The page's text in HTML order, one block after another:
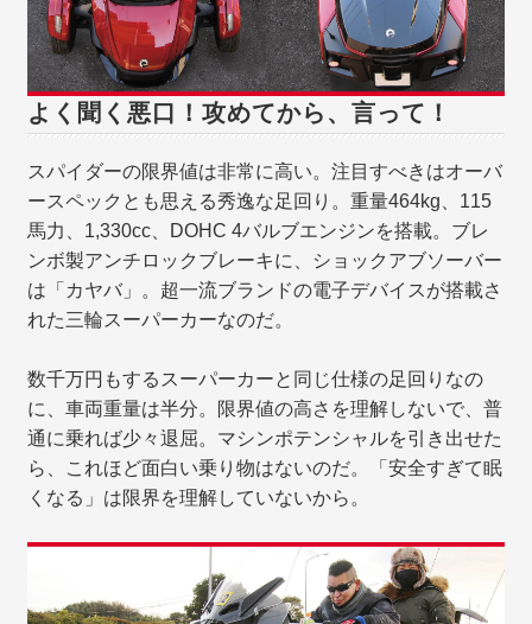
よく聞く悪口！攻めてから、言って！
スパイダーの限界値は非常に高い。注目すべきはオーバ
ースペックとも思える秀逸な足回り。重量464kg、115
馬力、1,330cc、DOHC 4バルブエンジンを搭載。ブレ
ンボ製アンチロックブレーキに、ショックアブソーバー
は「カヤバ」。超一流ブランドの電子デバイスが搭載さ
れた三輪スーパーカーなのだ。
数千万円もするスーパーカーと同じ仕様の足回りなの
に、車両重量は半分。限界値の高さを理解しないで、普
通に乗れば少々退屈。マシンポテンシャルを引き出せた
ら、これほど面白い乗り物はないのだ。「安全すぎて眠
くなる」は限界を理解していないから。